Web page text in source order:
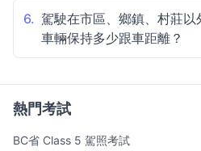
6. 駕駛在市區、鄉鎮、村莊
車輛保持多少跟車距離？
熱門考試
BC省 Class 5 駕照考試